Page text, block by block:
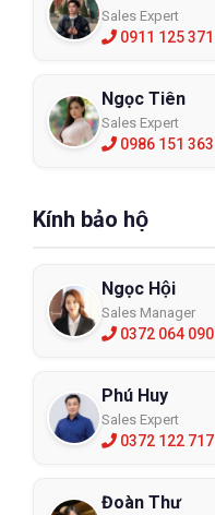
Sales Expert
0911 125 371
Ngọc Tiên
Sales Expert
0986 151 363
Kính bảo hộ
Ngọc Hội
Sales Manager
0372 064 090
Phú Huy
Sales Expert
0372 122 717
Đoàn Thư